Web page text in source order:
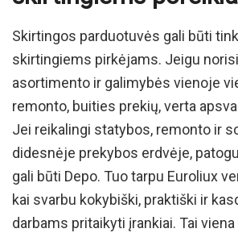
Skirtingos parduotuvės gali būti
skirtingiems pirkėjams. Jeigu
asortimento ir galimybės vienoje
remonto, buities prekių, verta
Jei reikalingi statybos, remonto ir
didesnėje prekybos erdvėje,
gali būti Depo. Tuo tarpu Euroliux
kai svarbu kokybiški, praktiški ir
darbams pritaikyti įrankiai. Tai